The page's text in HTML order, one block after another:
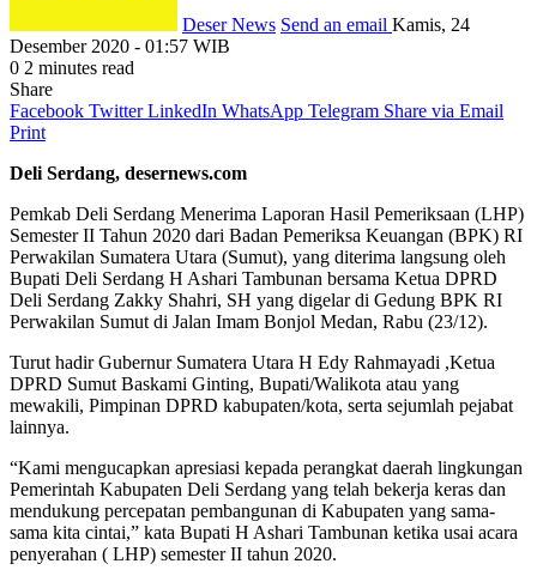
Deser News Send an email Kamis, 24
Desember 2020 - 01:57 WIB
0 2 minutes read
Share
Facebook Twitter LinkedIn WhatsApp Telegram Share via Email
Print
Deli Serdang, desernews.com
Pemkab Deli Serdang Menerima Laporan Hasil Pemeriksaan (LHP)
Semester II Tahun 2020 dari Badan Pemeriksa Keuangan (BPK) RI
Perwakilan Sumatera Utara (Sumut), yang diterima langsung oleh
Bupati Deli Serdang H Ashari Tambunan bersama Ketua DPRD
Deli Serdang Zakky Shahri, SH yang digelar di Gedung BPK RI
Perwakilan Sumut di Jalan Imam Bonjol Medan, Rabu (23/12).
Turut hadir Gubernur Sumatera Utara H Edy Rahmayadi ,Ketua
DPRD Sumut Baskami Ginting, Bupati/Walikota atau yang
mewakili, Pimpinan DPRD kabupaten/kota, serta sejumlah pejabat
lainnya.
“Kami mengucapkan apresiasi kepada perangkat daerah lingkungan
Pemerintah Kabupaten Deli Serdang yang telah bekerja keras dan
mendukung percepatan pembangunan di Kabupaten yang sama-
sama kita cintai,” kata Bupati H Ashari Tambunan ketika usai acara
penyerahan ( LHP) semester II tahun 2020.